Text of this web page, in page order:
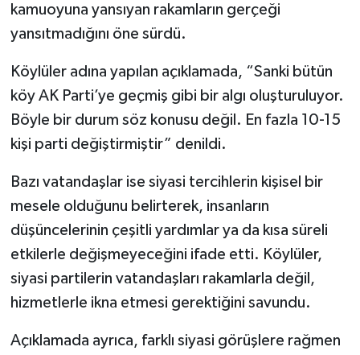
kamuoyuna yansıyan rakamların gerçeği
yansıtmadığını öne sürdü.
Köylüler adına yapılan açıklamada, “Sanki bütün
köy AK Parti’ye geçmiş gibi bir algı oluşturuluyor.
Böyle bir durum söz konusu değil. En fazla 10-15
kişi parti değiştirmiştir” denildi.
Bazı vatandaşlar ise siyasi tercihlerin kişisel bir
mesele olduğunu belirterek, insanların
düşüncelerinin çeşitli yardımlar ya da kısa süreli
etkilerle değişmeyeceğini ifade etti. Köylüler,
siyasi partilerin vatandaşları rakamlarla değil,
hizmetlerle ikna etmesi gerektiğini savundu.
Açıklamada ayrıca, farklı siyasi görüşlere rağmen